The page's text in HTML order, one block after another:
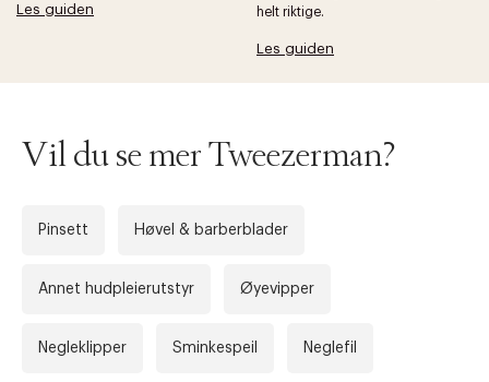
Les guiden
helt riktige.
Les guiden
Vil du se mer Tweezerman?
Pinsett Høvel & barberblader
Annet hudpleierutstyr Øyevipper
Negleklipper Sminkespeil Neglefil